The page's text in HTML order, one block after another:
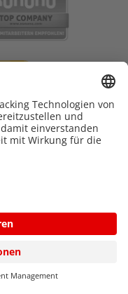
WILHELMSTIFT